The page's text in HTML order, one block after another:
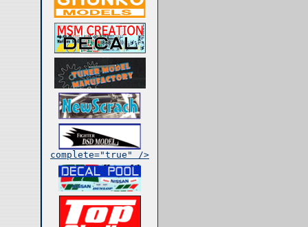
complete="true" />